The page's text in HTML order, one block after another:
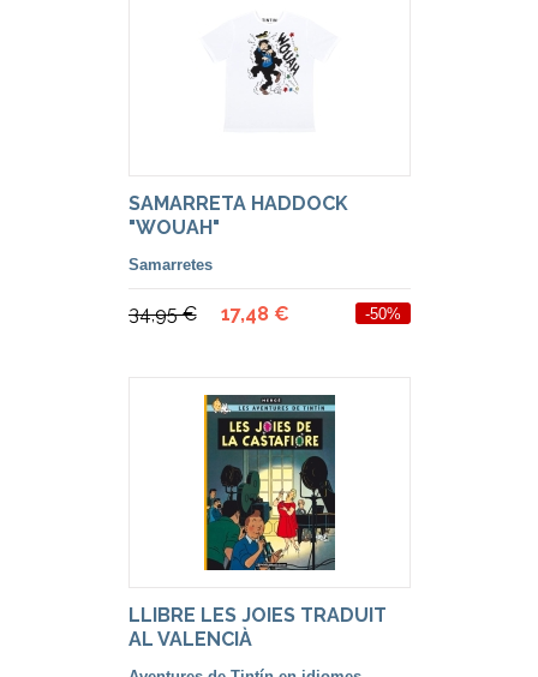
SAMARRETA HADDOCK
"WOUAH"
Samarretes
34,95 € 17,48 € -50%
LLIBRE LES JOIES TRADUIT
AL VALENCIÀ